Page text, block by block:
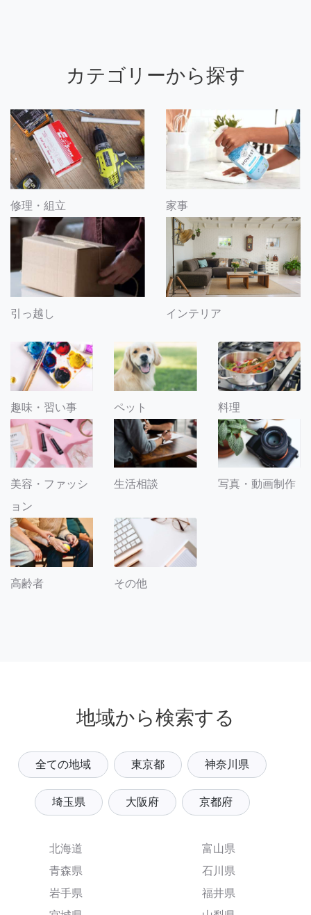
カテゴリーから探す
修理・組立 家事
引っ越し インテリア
趣味・習い事 ペット 料理
美容・ファッシ
ョン
生活相談 写真・動画制作
高齢者 その他
地域から検索する
全ての地域 東京都 神奈川県
埼玉県 大阪府 京都府
北海道
青森県
岩手県
富山県
石川県
福井県